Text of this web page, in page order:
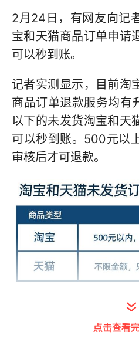
2月24日，有网友向记
宝和天猫商品订单申请
可以秒到账。
记者实测显示，目前淘
商品订单退款服务均有
以下的未发货淘宝和天
可以秒到账。500元以
审核后才可退款。
随后，记者向淘宝相关
得到官方回复：“2月
点击查看